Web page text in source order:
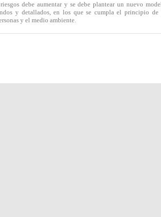
debe aumentar y se debe plantear un nuevo
y detallados, en los que se cumpla el principio
y el medio ambiente.